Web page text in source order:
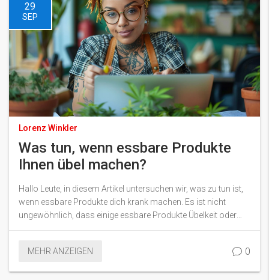
29
SEP
Lorenz Winkler
Was tun, wenn essbare Produkte
Ihnen übel machen?
Hallo Leute, in diesem Artikel untersuchen wir, was zu tun ist,
wenn essbare Produkte dich krank machen. Es ist nicht
ungewöhnlich, dass einige essbare Produkte Übelkeit oder
andere gesundheitliche Probleme verursachen können. Wir
zu vermeiden und wir bieten Lösungen, falls du dich unwohl
MEHR ANZEIGEN 0